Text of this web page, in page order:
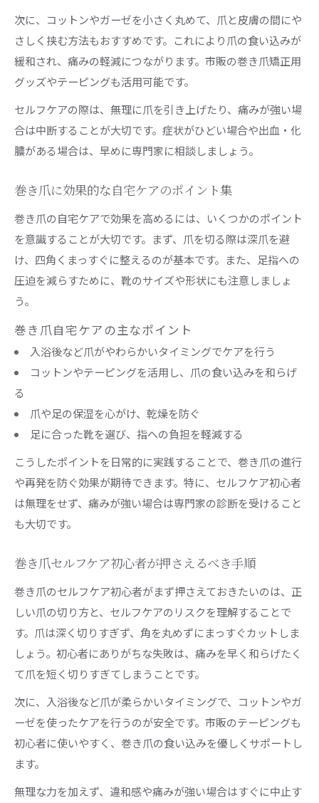
次に、コットンやガーゼを小さく丸めて、爪と皮膚の間にや
さしく挟む方法もおすすめです。これにより爪の食い込みが
緩和され、痛みの軽減につながります。市販の巻き爪矯正用
グッズやテーピングも活用可能です。
セルフケアの際は、無理に爪を引き上げたり、痛みが強い場
合は中断することが大切です。症状がひどい場合や出血・化
膿がある場合は、早めに専門家に相談しましょう。
巻き爪に効果的な自宅ケアのポイント集
巻き爪の自宅ケアで効果を高めるには、いくつかのポイント
を意識することが大切です。まず、爪を切る際は深爪を避
け、四角くまっすぐに整えるのが基本です。また、足指への
圧迫を減らすために、靴のサイズや形状にも注意しましょ
う。
巻き爪自宅ケアの主なポイント
入浴後など爪がやわらかいタイミングでケアを行う
コットンやテーピングを活用し、爪の食い込みを和らげ
る
爪や足の保湿を心がけ、乾燥を防ぐ
足に合った靴を選び、指への負担を軽減する
こうしたポイントを日常的に実践することで、巻き爪の進行
や再発を防ぐ効果が期待できます。特に、セルフケア初心者
は無理をせず、痛みが強い場合は専門家の診断を受けること
も大切です。
巻き爪セルフケア初心者が押さえるべき手順
巻き爪のセルフケア初心者がまず押さえておきたいのは、正
しい爪の切り方と、セルフケアのリスクを理解することで
す。爪は深く切りすぎず、角を丸めずにまっすぐカットしま
しょう。初心者にありがちな失敗は、痛みを早く和らげたく
て爪を短く切りすぎてしまうことです。
次に、入浴後など爪が柔らかいタイミングで、コットンやガ
ーゼを使ったケアを行うのが安全です。市販のテーピングも
初心者に使いやすく、巻き爪の食い込みを優しくサポートし
ます。
無理な力を加えず、違和感や痛みが強い場合はすぐに中止す